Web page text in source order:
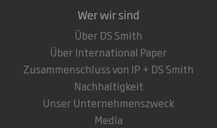
Wer wir sind
Über DS Smith
Über International Paper
Zusammenschluss von IP + DS Smith
Nachhaltigkeit
Unser Unternehmenszweck
Media